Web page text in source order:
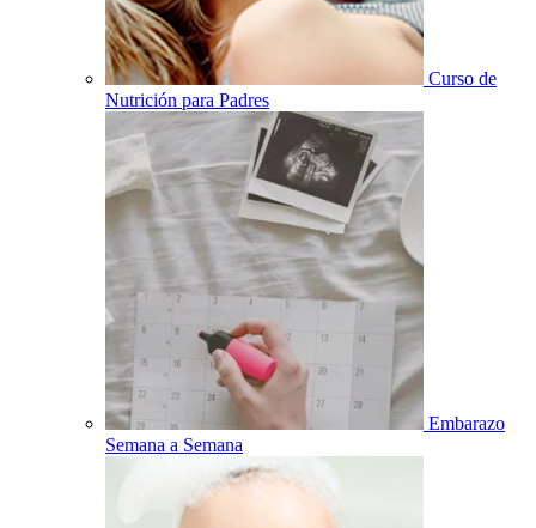
Curso de
Nutrición para Padres
Embarazo
Semana a Semana